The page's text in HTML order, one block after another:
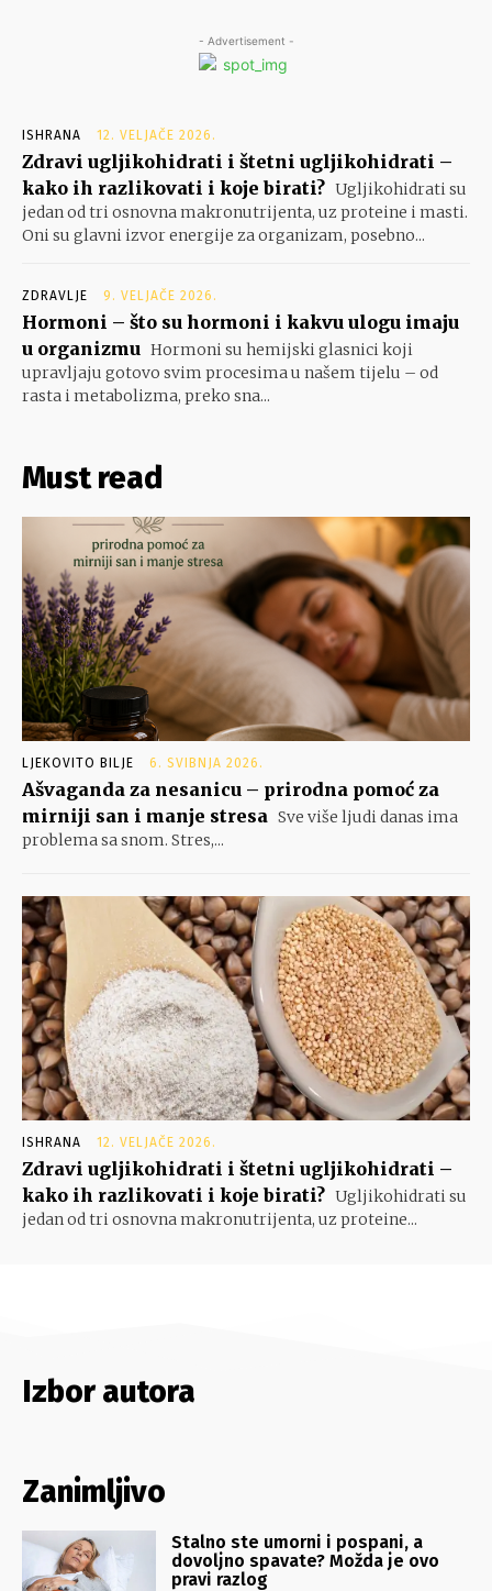
- Advertisement -
ISHRANA 12. VELJAČE 2026.
Zdravi ugljikohidrati i štetni ugljikohidrati –
kako ih razlikovati i koje birati? Ugljikohidrati su
jedan od tri osnovna makronutrijenta, uz proteine i masti.
Oni su glavni izvor energije za organizam, posebno...
ZDRAVLJE 9. VELJAČE 2026.
Hormoni – što su hormoni i kakvu ulogu imaju
u organizmu Hormoni su hemijski glasnici koji
upravljaju gotovo svim procesima u našem tijelu – od
rasta i metabolizma, preko sna...
Must read
LJEKOVITO BILJE 6. SVIBNJA 2026.
Ašvaganda za nesanicu – prirodna pomoć za
mirniji san i manje stresa Sve više ljudi danas ima
problema sa snom. Stres,...
ISHRANA 12. VELJAČE 2026.
Zdravi ugljikohidrati i štetni ugljikohidrati –
kako ih razlikovati i koje birati? Ugljikohidrati su
jedan od tri osnovna makronutrijenta, uz proteine...
Izbor autora
Zanimljivo
Stalno ste umorni i pospani, a
dovoljno spavate? Možda je ovo
pravi razlog